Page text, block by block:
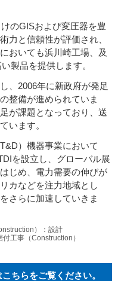
のGISおよび変圧器を豊
力と信頼性が評価され、
おいても浜川崎工場、及
製品を提供します。
、2006年に新政府が発足
整備が進められていま
が課題となっており、送
います。
）機器事業において
を設立し、グローバル展
じめ、電力需要の伸びが
カなどを注力地域とし
さらに加速していきま
）：設計
工事（Construction）
ちらをご覧ください。